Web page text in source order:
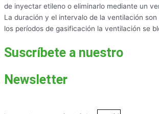
de inyectar etileno o eliminarlo mediante un
La duración y el intervalo de la ventilación
los períodos de gasificación la ventilación se
Suscríbete a nuestro
Newsletter